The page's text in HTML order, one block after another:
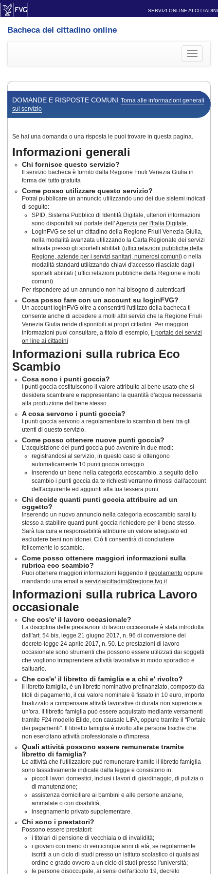
SERVIZI ONLINE AI CITTADINI
Bacheca del cittadino online
Toggle
DOMANDE E RISPOSTE COMUNI Torna alle informazioni generali
sul servizio
Se hai una domanda o una risposta le puoi trovare in questa pagina.
Informazioni generali
Chi fornisce questo servizio?
Il servizio bacheca è fornito dalla Regione Friuli Venezia Giulia in
forma del tutto gratuita
Come posso utilizzare questo servizio?
Potrai pubblicare un annuncio utilizzando uno dei due sistemi indicati
di seguito:
SPID, Sistema Pubblico di Identità Digitale, ulteriori informazioni
sono disponibili sul portale dell'Agenzia per l'Italia Digitale,
LoginFVG se sei un cittadino della Regione Friuli Venezia Giulia,
nella modalità avanzata utilizzando la Carta Regionale dei servizi
attivata presso gli sportelli abilitati (uffici relazioni pubbliche della
Regione, aziende per i servizi sanitari, numerosi comuni) o nella
modalità standard utilizzando chiavi d'accesso rilasciate dagli
sportelli abilitati ( uffici relazioni pubbliche della Regione e molti
comuni)
Per rispondere ad un annuncio non hai bisogno di autenticarti
Cosa posso fare con un account su loginFVG?
Un account loginFVG oltre a consentirti l'utilizzo della bacheca ti
consente anche di accedere a molti altri servizi che la Regione Friuli
Venezia Giulia rende disponibili ai propri cittadini. Per maggiori
informazioni puoi consultare, a titolo di esempio, il portale dei servizi
on line ai cittadini
Informazioni sulla rubrica Eco
Scambio
Cosa sono i punti goccia?
I punti goccia costituiscono il valore attribuito al bene usato che si
desidera scambiare e rappresentano la quantità d'acqua necessaria
alla produzione del bene stesso.
A cosa servono i punti goccia?
I punti goccia servono a regolamentare lo scambio di beni tra gli
utenti di questo servizio.
Come posso ottenere nuove punti goccia?
L'acquisizione dei punti goccia può avvenire in due modi:
registrandosi al servizio, in questo caso si ottengono
automaticamente 10 punti goccia omaggio
inserendo un bene nella categoria ecoscambio, a seguito dello
scambio i punti goccia da te richiesti verranno rimossi dall'account
dell'acquirente ed aggiunti alla tua tessera punti
Chi decide quanti punti goccia attribuire ad un
oggetto?
Inserendo un nuovo annuncio nella categoria ecoscambio sarai tu
stesso a stabilire quanti punti goccia richiedere per il bene stesso.
Sarà tua cura e responsabilità attribuire un valore adeguato ed
escludere beni non idonei. Ciò ti consentirà di concludere
felicemente lo scambio.
Come posso ottenere maggiori informazioni sulla
rubrica eco scambio?
Puoi ottenere maggiori informazioni leggendo il regolamento oppure
mandando una email a serviziaicittadini@regione.fvg.it
Informazioni sulla rubrica Lavoro
occasionale
Che cos'e' il lavoro occasionale?
La disciplina delle prestazioni di lavoro occasionale è stata introdotta
dall'art. 54 bis, legge 21 giugno 2017, n. 96 di conversione del
decreto-legge 24 aprile 2017, n. 50. Le prestazioni di lavoro
occasionale sono strumenti che possono essere utilizzati dai soggetti
che vogliono intraprendere attività lavorative in modo sporadico e
saltuario.
Che cos'e' il libretto di famiglia e a chi e' rivolto?
Il libretto famiglia, è un libretto nominativo prefinanziato, composto da
titoli di pagamento, il cui valore nominale è fissato in 10 euro, importo
finalizzato a compensare attività lavorative di durata non superiore a
un'ora. Il libretto famiglia può essere acquistato mediante versamenti
tramite F24 modello Elide, con causale LIFA, oppure tramite il "Portale
dei pagamenti". Il libretto famiglia è rivolto alle persone fisiche che
non esercitano attività professionale o d'impresa.
Quali attività possono essere remunerate tramite
libretto di famiglia?
Le attività che l'utilizzatore può remunerare tramite il libretto famiglia
sono tassativamente indicate dalla legge e consistono in:
piccoli lavori domestici, inclusi i lavori di giardinaggio, di pulizia o
di manutenzione;
assistenza domiciliare ai bambini e alle persone anziane,
ammalate o con disabilità;
insegnamento privato supplementare.
Chi sono i prestatori?
Possono essere prestatori:
i titolari di pensione di vecchiaia o di invalidità;
i giovani con meno di venticinque anni di età, se regolarmente
iscritti a un ciclo di studi presso un istituto scolastico di qualsiasi
ordine e grado ovvero a un ciclo di studi presso l'università;
le persone disoccupate, ai sensi dell'articolo 19, decreto